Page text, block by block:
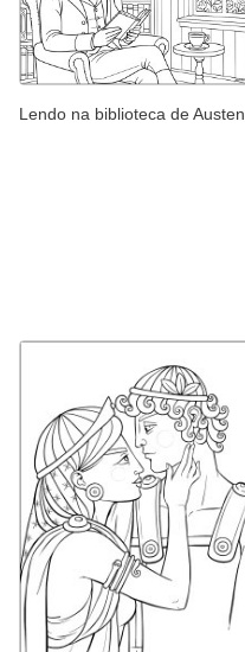
Lendo na biblioteca de Austen